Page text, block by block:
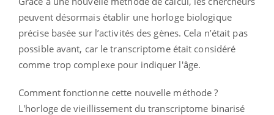
peuvent désormais établir une horloge biologique
précise basée sur l’activités des gènes. Cela n’était pas
possible avant, car le transcriptome était considéré
comme trop complexe pour indiquer l'âge.
Comment fonctionne cette nouvelle méthode ?
L'horloge de vieillissement du transcriptome binarisé